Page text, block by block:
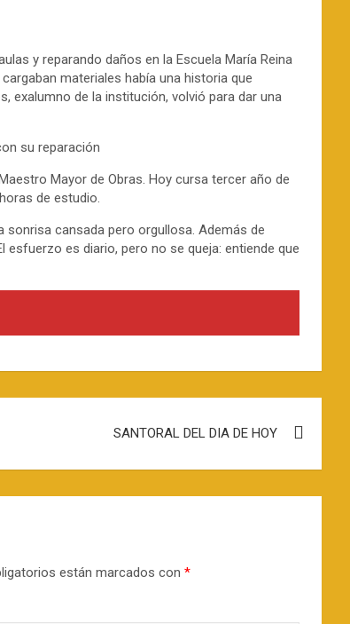
y reparando daños en la Escuela María Reina
materiales había una historia que
exalumno de la institución, volvió para dar una
su reparación
Mayor de Obras. Hoy cursa tercer año de
de estudio.
cansada pero orgullosa. Además de
es diario, pero no se queja: entiende que
SANTORAL DEL DIA DE HOY
están marcados con *